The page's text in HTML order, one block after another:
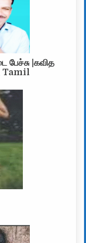
பேச்சு |கவித
Tamil